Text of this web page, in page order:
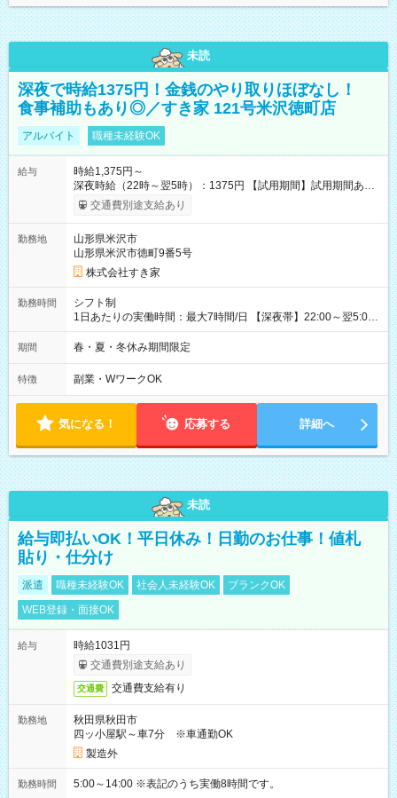
未読
深夜で時給1375円！金銭のやり取りほぼなし！
食事補助もあり◎／すき家 121号米沢徳町店
アルバイト 職種未経験OK
給与
時給1,375円～
深夜時給（22時～翌5時）：1375円 【試用期間】試用期間あり
試用期間の長さ：1ヶ月 雇用形態、給与は本採用時と同じです。
試用期間の実態は30日（※条件変更なし）ですが、切り上げで
同時給）
交通費別途支給あり
勤務地
山形県米沢市
山形県米沢市徳町9番5号
株式会社すき家
勤務時間
シフト制
1日あたりの実働時間：最大7時間/日 【深夜帯】22:00～翌5:00
週2日～・1日2h～OK◎ ※22:00から翌5:00までは18歳以上の方
のみ勤務可能です（18歳未満の深夜業務禁止のため） ★深夜で
す。 必ず、2名以上での勤務を行いますので、安心して働けま
す。
期間 春・夏・冬休み期間限定
特徴 副業・WワークOK
気になる！ 応募する 詳細へ
未読
給与即払いOK！平日休み！日勤のお仕事！値札
貼り・仕分け
派遣 職種未経験OK 社会人未経験OK
ブランクOK
WEB登録・面接OK
給与
時給1031円
交通費別途支給あり
交通費 交通費支給有り
勤務地
秋田県秋田市
四ッ小屋駅～車7分 ※車通勤OK
製造外
勤務時間 5:00～14:00 ※表記のうち実働8時間です。